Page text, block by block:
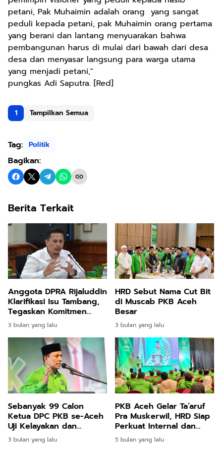
petani, Pak Muhaimin adalah orang yang sangat
peduli kepada petani, pak Muhaimin orang pertama
yang berani dan lantang menyuarakan bahwa
pembangunan harus di mulai dari bawah dari desa
desa dan menyasar langsung para warga utama
yang menjadi petani,"
pungkas Adi Saputra. [Red]
1 Tampilkan Semua
Tag: Politik
Bagikan:
Berita Terkait
Anggota DPRA Rijaluddin
Klarifikasi Isu Tambang,
Tegaskan Komitmen
pada Program JKA
3 bulan yang lalu
HRD Sebut Nama Cut Bit
di Muscab PKB Aceh
Besar
3 bulan yang lalu
Sebanyak 99 Calon
Ketua DPC PKB se-Aceh
Uji Kelayakan dan
Kepatutan
3 bulan yang lalu
PKB Aceh Gelar Ta’aruf
Pra Muskerwil, HRD Siap
Perkuat Internal dan
Bangun Kantor Baru
5 bulan yang lalu